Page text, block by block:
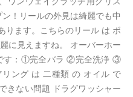
！リールの外見は綺麗でも中
ります。こちらのリール は ボ
に見えますね。 オーバーホー
す：①完全バラ ②完全洗浄 ③
ング は 二種類 の オイル で
きない問題 ドラグワッシャー